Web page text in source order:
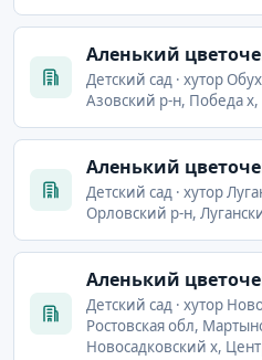
Аленький
Детский сад · хутор
Азовский р-н, Победа
Аленький
Детский сад · хутор
Орловский р-н,
Аленький
Детский сад · хутор
Ростовская обл,
Новосадковский х,